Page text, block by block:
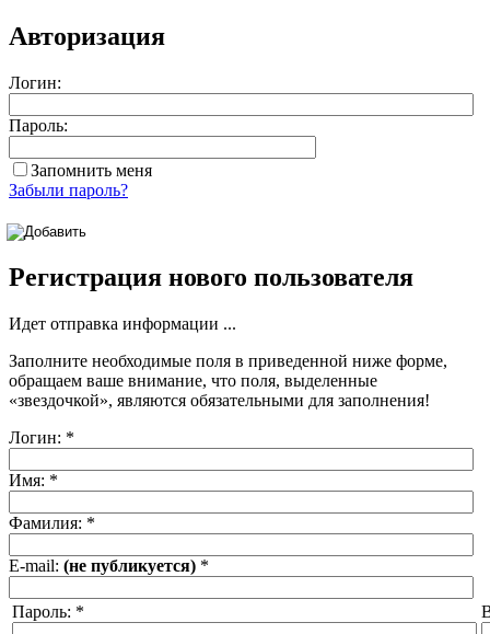
Авторизация
Логин:
Пароль:
Запомнить меня
Забыли пароль?
Регистрация нового пользователя
Идет отправка информации ...
Заполните необходимые поля в приведенной ниже форме,
обращаем ваше внимание, что поля, выделенные
«звездочкой», являются обязательными для заполнения!
Логин: *
Имя: *
Фамилия: *
E-mail: (не публикуется) *
Пароль: *